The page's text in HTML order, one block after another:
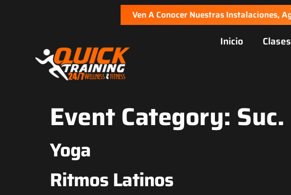
Ven A Conocer Nuestras Instalaciones,
Inicio Clases
Event Category:
Yoga
Ritmos Latinos